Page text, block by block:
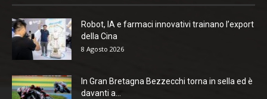
Robot, IA e farmaci innovativi trainano l’export
della Cina
8 Agosto 2026
In Gran Bretagna Bezzecchi torna in sella ed è
davanti a...